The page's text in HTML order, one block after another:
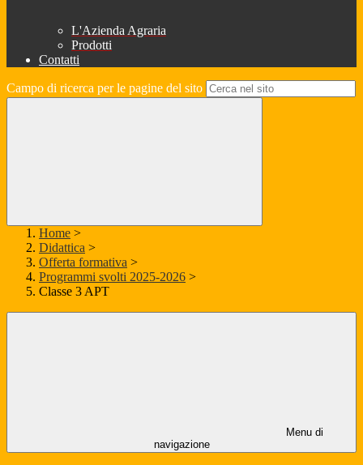
L'Azienda Agraria
Prodotti
Contatti
Campo di ricerca per le pagine del sito
Home >
Didattica >
Offerta formativa >
Programmi svolti 2025-2026 >
Classe 3 APT
Menu di
navigazione